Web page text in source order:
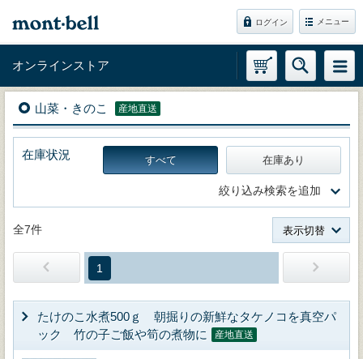
ログイン メニュー
オンラインストア
山菜・きのこ 産地直送
在庫状況 すべて 在庫あり
絞り込み検索を追加
全7件 表示切替
1
たけのこ水煮500ｇ 朝掘りの新鮮なタケノコを真空パ
ック 竹の子ご飯や筍の煮物に
産地直送